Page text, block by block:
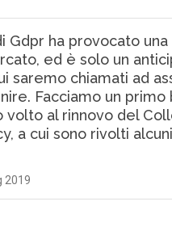
Gdpr ha provocato
ed è solo un
saremo chiamati ad
Facciamo un primo
volto al rinnovo del
a cui sono rivolti
2019